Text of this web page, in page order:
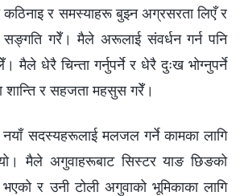
र समस्याहरू बुझ्न अग्रसरता लिएँ र
सङ्गति गरेँ। मैले अरूलाई संवर्धन गर्न पनि
धेरै चिन्ता गर्नुपर्ने र धेरै दुःख भोग्नुपर्ने
शान्ति र सहजता महसुस गरेँ।
नयाँ सदस्यहरूलाई मलजल गर्ने कामका लागि
मैले अगुवाहरूबाट सिस्टर याङ छिङको
भएको र उनी टोली अगुवाको भूमिकाका लागि